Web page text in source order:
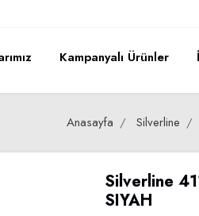
Kampanyalı Ürünler
Anasayfa Silverline
Silverline
SIYAH